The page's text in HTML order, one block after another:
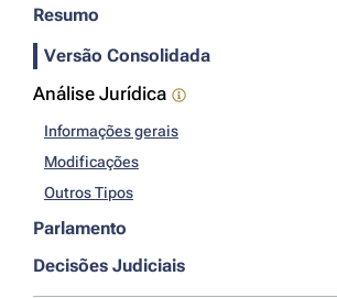
Resumo
Versão Consolidada
Análise Jurídica
Informações gerais
Modificações
Outros Tipos
Parlamento
Decisões Judiciais